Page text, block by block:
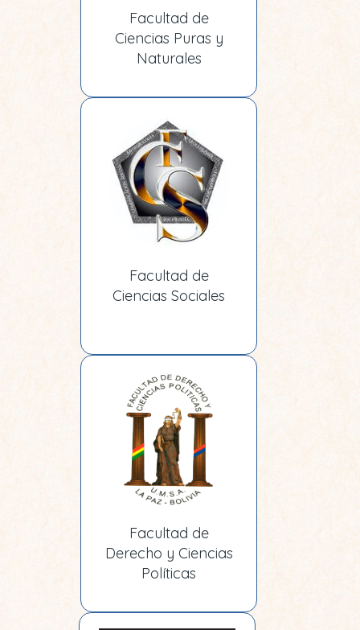
Facultad de
Ciencias Puras y
Naturales
Facultad de
Ciencias Sociales
Facultad de
Derecho y Ciencias
Políticas